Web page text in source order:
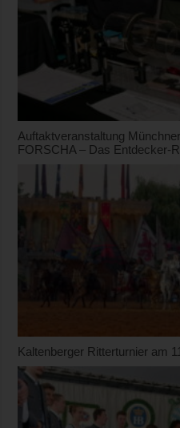
Auftaktveranstaltung
FORSCHA – Das Entdecker-
Kaltenberger Ritterturnier am